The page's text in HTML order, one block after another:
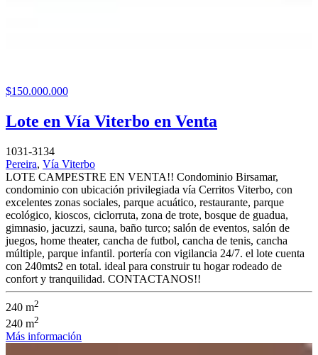
$150.000.000
Lote en Vía Viterbo en Venta
1031-3134
Pereira, Vía Viterbo
LOTE CAMPESTRE EN VENTA!! Condominio Birsamar,
condominio con ubicación privilegiada vía Cerritos Viterbo, con
excelentes zonas sociales, parque acuático, restaurante, parque
ecológico, kioscos, ciclorruta, zona de trote, bosque de guadua,
gimnasio, jacuzzi, sauna, baño turco; salón de eventos, salón de
juegos, home theater, cancha de futbol, cancha de tenis, cancha
múltiple, parque infantil. portería con vigilancia 24/7. el lote cuenta
con 240mts2 en total. ideal para construir tu hogar rodeado de
confort y tranquilidad. CONTACTANOS!!
240 m2
240 m2
Más información